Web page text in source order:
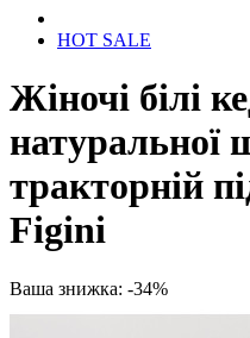
HOT SALE
Жіночі білі
натуральної
тракторній
Figini
Ваша знижка: -34%